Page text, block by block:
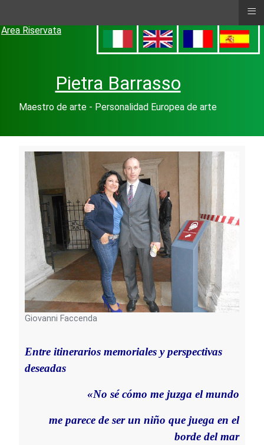
Area Riservata
Pietra Barrasso
Maestro de arte - Personalidad Europea de arte
Giovanni Faccenda
Entre itinerarios memoriales y perspectivas
deseadas
«No sé cómo me juzga el mundo
me parece de ser un niño que juega en el
borde del mar
≡